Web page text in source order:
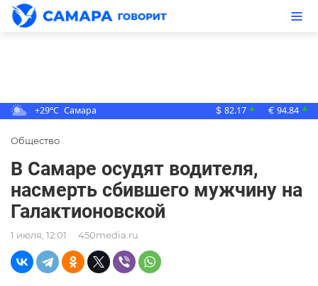
+29°C Самара $ 82.17 ▲ € 94.84 ▲
Общество
В Самаре осудят водителя,
насмерть сбившего мужчину на
Галактионовской
1 июля, 12:01 450media.ru